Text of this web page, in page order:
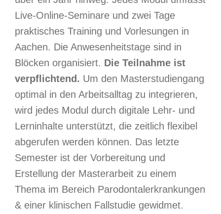
Live-Online-Seminare und zwei Tage
praktisches Training und Vorlesungen in
Aachen. Die Anwesenheitstage sind in
Blöcken organisiert. Die Teilnahme ist
verpflichtend. Um den Masterstudiengang
optimal in den Arbeitsalltag zu integrieren,
wird jedes Modul durch digitale Lehr- und
Lerninhalte unterstützt, die zeitlich flexibel
abgerufen werden können. Das letzte
Semester ist der Vorbereitung und
Erstellung der Masterarbeit zu einem
Thema im Bereich Parodontalerkrankungen
& einer klinischen Fallstudie gewidmet.